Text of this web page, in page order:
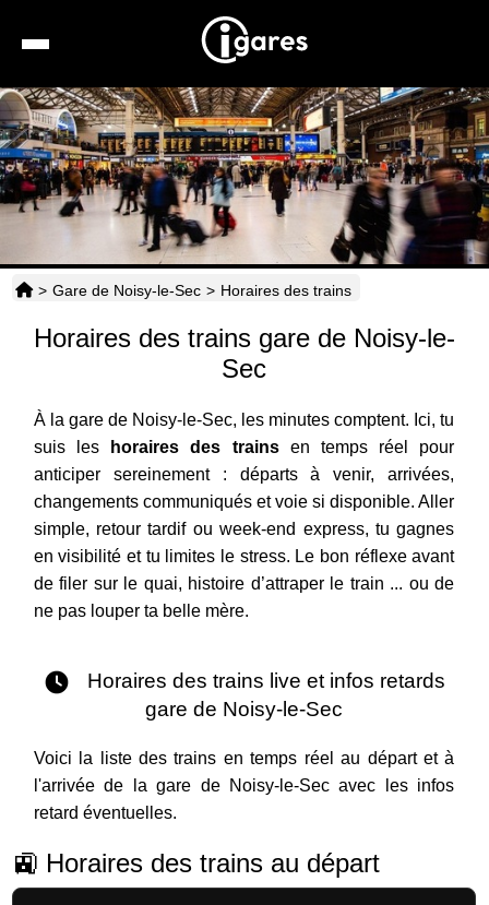
Recherche
Location de voiture
Hôtels
Horaires
> Gare de Noisy-le-Sec > Horaires des trains
Horaires des trains gare de Noisy-le-
Sec
À la gare de Noisy-le-Sec, les minutes comptent. Ici, tu
suis les
horaires des trainsen temps réel pour
anticiper sereinement : départs à venir, arrivées,
changements communiqués et voie si disponible. Aller
simple, retour tardif ou week-end express, tu gagnes
en visibilité et tu limites le stress. Le bon réflexe avant
de filer sur le quai, histoire d’attraper le train ... ou de
ne pas louper ta belle mère.
Horaires des trains live et infos retards
gare de Noisy-le-Sec
Voici la liste des trains en temps réel au départ et à
l'arrivée de la gare de Noisy-le-Sec avec les infos
retard éventuelles.
🚉 Horaires des trains au départ